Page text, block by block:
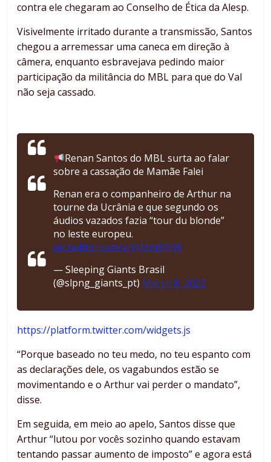
contra ele chegaram ao Conselho de Ética da Alesp.
Visivelmente irritado durante a transmissão, Santos
chegou a arremessar uma caneca em direção à
câmera, enquanto esbravejava pedindo maior
participação da militância do MBL para que do Val
não seja cassado.
Renan Santos do MBL surta ao falar
sobre a cassação de Mamãe Falei
Renan era o companheiro de Arthur na
tourne da Ucrânia e que segundo os
áudios vazados fazia “tour du blonde”
no leste europeu.
pic.twitter.com/ajVtMm8RrW
— Sleeping Giants Brasil
(@slpng_giants_pt) March 8, 2022
https://platform.twitter.com/widgets.js
“Porque baseado no teu medo, no teu espanto com
as declarações dele, os vagabundos estão se
movimentando e o Arthur vai perder o mandato”,
disse.
Em seguida, em meio ao apelo, Santos disse que
Arthur “lutou por vocês sozinho quando estavam
tentando passar aumento de imposto” e agora está